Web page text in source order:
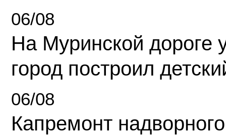
06/08
На Муринской дороге
город построил
06/08
Капремонт